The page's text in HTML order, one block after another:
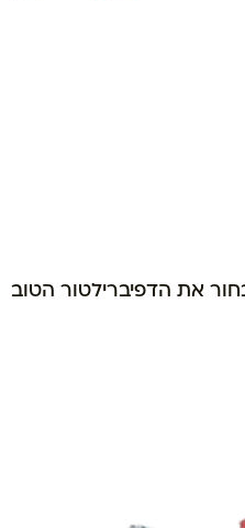
את הדפיברילטור הטוב